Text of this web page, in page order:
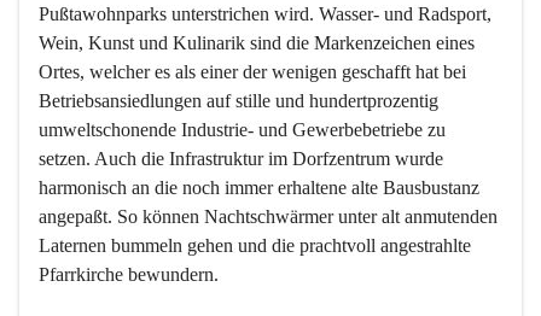
Pußtawohnparks unterstrichen wird. Wasser- und Radsport,
Wein, Kunst und Kulinarik sind die Markenzeichen eines
Ortes, welcher es als einer der wenigen geschafft hat bei
Betriebsansiedlungen auf stille und hundertprozentig
umweltschonende Industrie- und Gewerbebetriebe zu
setzen. Auch die Infrastruktur im Dorfzentrum wurde
harmonisch an die noch immer erhaltene alte Bausbustanz
angepaßt. So können Nachtschwärmer unter alt anmutenden
Laternen bummeln gehen und die prachtvoll angestrahlte
Pfarrkirche bewundern.